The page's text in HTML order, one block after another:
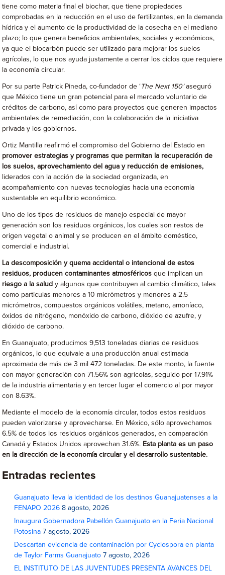
tiene como materia final el biochar, que tiene propiedades
comprobadas en la reducción en el uso de fertilizantes, en la demanda
hídrica y el aumento de la productividad de la cosecha en el mediano
plazo; lo que genera beneficios ambientales, sociales y económicos,
ya que el biocarbón puede ser utilizado para mejorar los suelos
agrícolas, lo que nos ayuda justamente a cerrar los ciclos que requiere
la economía circular.
Por su parte Patrick Pineda, co-fundador de ‘The Next 150’aseguró
que México tiene un gran potencial para el mercado voluntario de
créditos de carbono, así como para proyectos que generen impactos
ambientales de remediación, con la colaboración de la iniciativa
privada y los gobiernos.
Ortiz Mantilla reafirmó el compromiso del Gobierno del Estado en
promover estrategias y programas que permitan la recuperación de
los suelos, aprovechamiento del agua y reducción de emisiones,
liderados con la acción de la sociedad organizada, en
acompañamiento con nuevas tecnologías hacia una economía
sustentable en equilibrio económico.
Uno de los tipos de residuos de manejo especial de mayor
generación son los residuos orgánicos, los cuales son restos de
origen vegetal o animal y se producen en el ámbito doméstico,
comercial e industrial.
La descomposición y quema accidental o intencional de estos
residuos, producen contaminantes atmosféricos que implican un
riesgo a la salud y algunos que contribuyen al cambio climático, tales
como partículas menores a 10 micrómetros y menores a 2.5
micrómetros, compuestos orgánicos volátiles, metano, amoníaco,
óxidos de nitrógeno, monóxido de carbono, dióxido de azufre, y
dióxido de carbono.
En Guanajuato, producimos 9,513 toneladas diarias de residuos
orgánicos, lo que equivale a una producción anual estimada
aproximada de más de 3 mil 472 toneladas. De este monto, la fuente
con mayor generación con 71.56% son agrícolas, seguido por 17.91%
de la industria alimentaria y en tercer lugar el comercio al por mayor
con 8.63%.
Mediante el modelo de la economía circular, todos estos residuos
pueden valorizarse y aprovecharse. En México, sólo aprovechamos
6.5% de todos los residuos orgánicos generados, en comparación
Canadá y Estados Unidos aprovechan 31.6%. Esta planta es un paso
en la dirección de la economía circular y el desarrollo sustentable.
Entradas recientes
Guanajuato lleva la identidad de los destinos Guanajuatenses a la
FENAPO 2026 8 agosto, 2026
Inaugura Gobernadora Pabellón Guanajuato en la Feria Nacional
Potosina 7 agosto, 2026
Descartan evidencia de contaminación por Cyclospora en planta
de Taylor Farms Guanajuato 7 agosto, 2026
EL INSTITUTO DE LAS JUVENTUDES PRESENTA AVANCES DEL